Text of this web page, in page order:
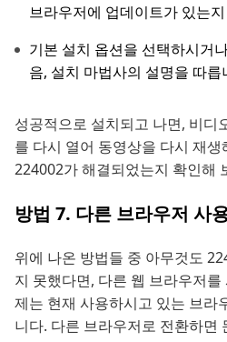
브라우저에 업데이트가 있는
기본 설치 옵션을 선택하시거
음, 설치 마법사의 설명을 따릅
성공적으로 설치되고 나면, 비디
를 다시 열어 동영상을 다시 재
224002가 해결되었는지 확인해
방법 7. 다른 브라우저 사
위에 나온 방법들 중 아무것도
지 못했다면, 다른 웹 브라우저
제는 현재 사용하시고 있는 브라
니다. 다른 브라우저로 전환하면